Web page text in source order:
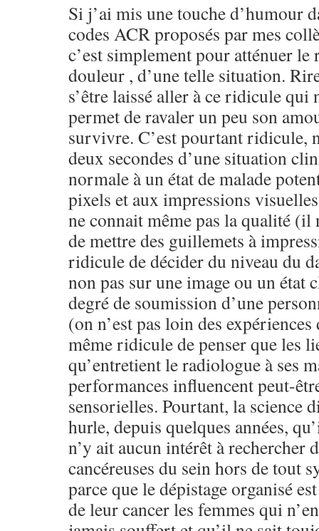
Si j’ai mis une touche d’humour
codes ACR proposés par mes
c’est simplement pour atténuer
douleur , d’une telle situation.
s’être laissé aller à ce ridicule qui
permet de ravaler un peu son
survivre. C’est pourtant ridicule,
deux secondes d’une situation
normale à un état de malade
pixels et aux impressions
ne connait même pas la qualité (il
de mettre des guillemets à
ridicule de décider du niveau du
non pas sur une image ou un état
degré de soumission d’une
(on n’est pas loin des
même ridicule de penser que les
qu’entretient le radiologue à ses
performances influencent peut-
sensorielles. Pourtant, la science
hurle, depuis quelques années,
n’y ait aucun intérêt à rechercher
cancéreuses du sein hors de tout
parce que le dépistage organisé
de leur cancer les femmes qui